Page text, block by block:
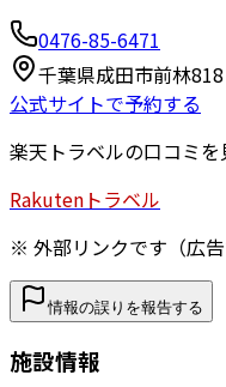
0476-85-6471
千葉県成田市前林818
公式サイトで予約する
楽天トラベルの口コミを
Rakuten トラベル
※ 外部リンクです（広告
情報の誤りを報告する
施設情報